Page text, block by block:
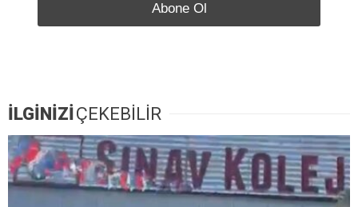
İLGİNİZİÇEKEBİLİR